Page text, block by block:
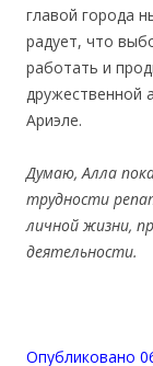
главой города
радует, что
работать и
дружественной
Ариэле.
Думаю, Алла
трудности
личной жизни,
деятельности.
Опубликовано